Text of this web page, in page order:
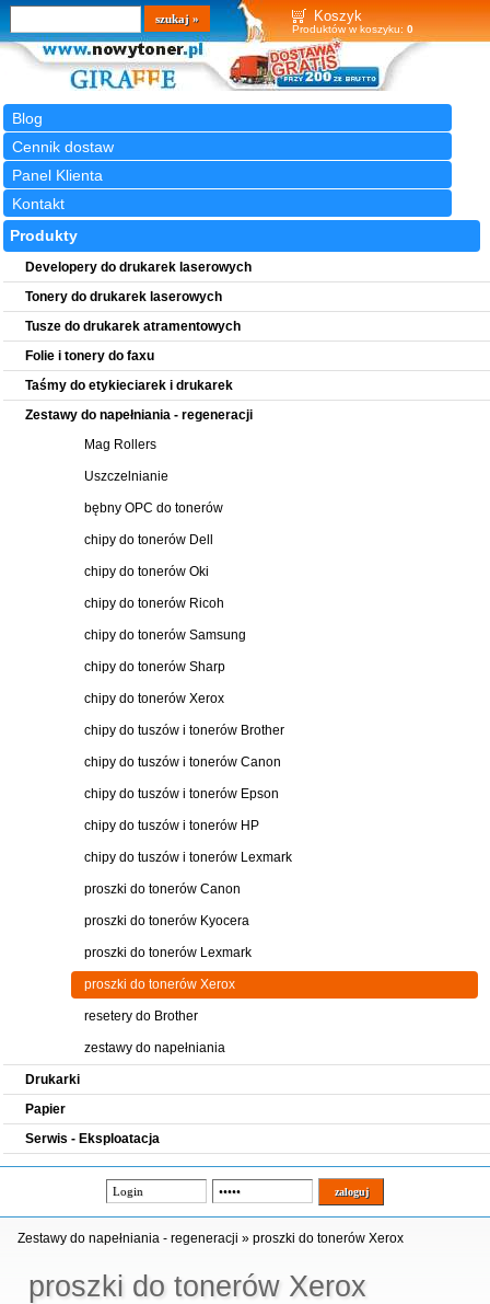
Koszyk
Produktów w koszyku: 0
Blog
Cennik dostaw
Panel Klienta
Kontakt
Wyszukiwarka
szukaj
Produkty
Developery do drukarek laserowych
Tonery do drukarek laserowych
Tusze do drukarek atramentowych
Folie i tonery do faxu
Taśmy do etykieciarek i drukarek
Zestawy do napełniania - regeneracji
Mag Rollers
Uszczelnianie
bębny OPC do tonerów
chipy do tonerów Dell
chipy do tonerów Oki
chipy do tonerów Ricoh
chipy do tonerów Samsung
chipy do tonerów Sharp
chipy do tonerów Xerox
chipy do tuszów i tonerów Brother
chipy do tuszów i tonerów Canon
chipy do tuszów i tonerów Epson
chipy do tuszów i tonerów HP
chipy do tuszów i tonerów Lexmark
proszki do tonerów Canon
proszki do tonerów Kyocera
proszki do tonerów Lexmark
proszki do tonerów Xerox
resetery do Brother
zestawy do napełniania
Drukarki
Papier
Serwis - Eksploatacja
proszki do tonerów Xerox
Zestawy do napełniania - regeneracji »proszki do tonerów Xerox